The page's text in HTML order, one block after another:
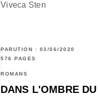
Viveca Sten
PARUTION : 03/06/2020
576 PAGES
ROMANS
DANS L'OMBRE DU